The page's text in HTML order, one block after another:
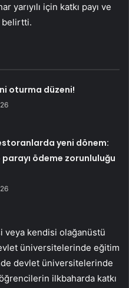
için katkı payı ve
belirtti.
oturma düzeni!
yeni dönem:
ödeme zorunluluğu
veya kendisi olağanüstü
üniversitelerinde eğitim
devlet üniversitelerinde
ilkbaharda katkı